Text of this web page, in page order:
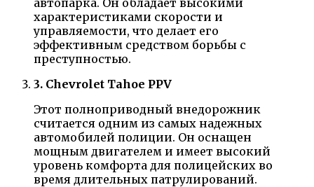
характеристиками скорости и
управляемости, что делает его
эффективным средством борьбы с
преступностью.
3. Chevrolet Tahoe PPV
Этот полноприводный внедорожник
считается одним из самых надежных
автомобилей полиции. Он оснащен
мощным двигателем и имеет высокий
уровень комфорта для полицейских во
время длительных патрулирований.